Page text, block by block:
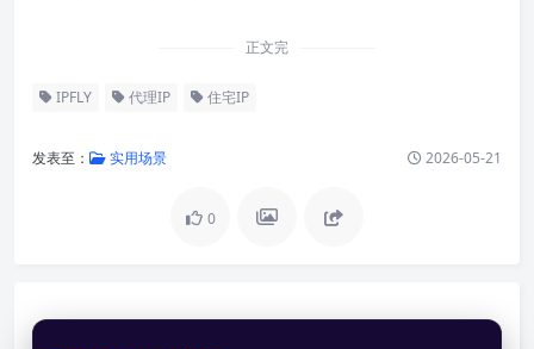
正文完
IPFLY 代理IP 住宅IP
发表至： 实用场景 2026-05-21
0